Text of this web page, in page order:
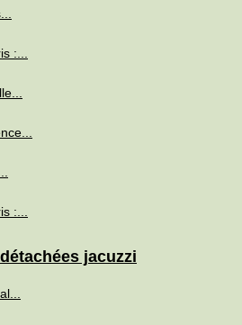
:...
:...
jacuzzi